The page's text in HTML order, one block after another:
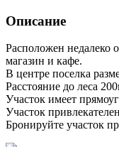
Описание
Расположен недалеко
магазин и кафе.
В центре поселка
Расстояние до леса
Участок имеет
Участок
Бронируйте участок